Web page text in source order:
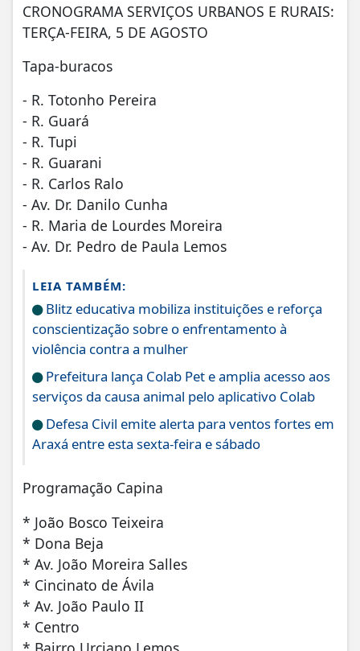
CRONOGRAMA SERVIÇOS URBANOS E RURAIS:
TERÇA-FEIRA, 5 DE AGOSTO
Tapa-buracos
- R. Totonho Pereira
- R. Guará
- R. Tupi
- R. Guarani
- R. Carlos Ralo
- Av. Dr. Danilo Cunha
- R. Maria de Lourdes Moreira
- Av. Dr. Pedro de Paula Lemos
LEIA TAMBÉM:
Blitz educativa mobiliza instituições e reforça
conscientização sobre o enfrentamento à
violência contra a mulher
Prefeitura lança Colab Pet e amplia acesso aos
serviços da causa animal pelo aplicativo Colab
Defesa Civil emite alerta para ventos fortes em
Araxá entre esta sexta-feira e sábado
Programação Capina
* João Bosco Teixeira
* Dona Beja
* Av. João Moreira Salles
* Cincinato de Ávila
* Av. João Paulo II
* Centro